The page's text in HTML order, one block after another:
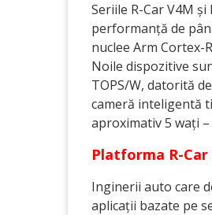
Seriile R-Car V4M
performanță de
nuclee Arm Cortex-
Noile dispozitive
TOPS/W, datorită
cameră inteligentă
aproximativ 5 wați
Platforma R-Car
Inginerii auto care
aplicații bazate pe